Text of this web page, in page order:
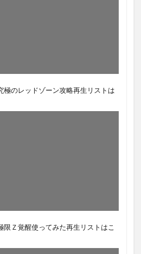
極のレッドゾーン攻略再生リストは
限Ｚ覚醒使ってみた再生リストはこ